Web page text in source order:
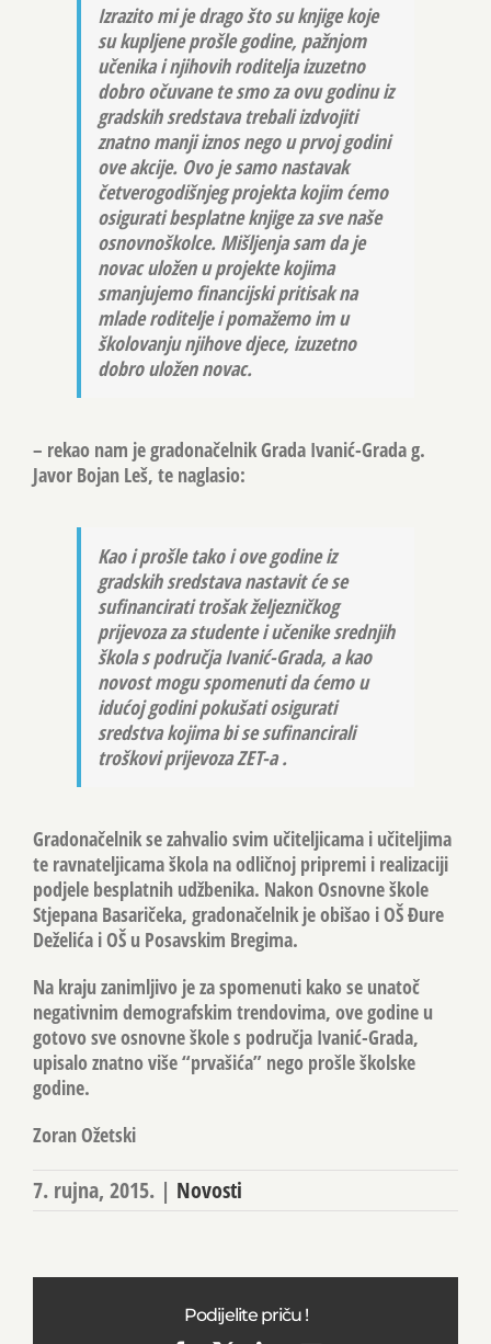
Izrazito mi je drago što su knjige koje
su kupljene prošle godine, pažnjom
učenika i njihovih roditelja izuzetno
dobro očuvane te smo za ovu godinu iz
gradskih sredstava trebali izdvojiti
znatno manji iznos nego u prvoj godini
ove akcije. Ovo je samo nastavak
četverogodišnjeg projekta kojim ćemo
osigurati besplatne knjige za sve naše
osnovnoškolce. Mišljenja sam da je
novac uložen u projekte kojima
smanjujemo financijski pritisak na
mlade roditelje i pomažemo im u
školovanju njihove djece, izuzetno
dobro uložen novac.
– rekao nam je gradonačelnik Grada Ivanić-Grada g.
Javor Bojan Leš, te naglasio:
Kao i prošle tako i ove godine iz
gradskih sredstava nastavit će se
sufinancirati trošak željezničkog
prijevoza za studente i učenike srednjih
škola s područja Ivanić-Grada, a kao
novost mogu spomenuti da ćemo u
idućoj godini pokušati osigurati
sredstva kojima bi se sufinancirali
troškovi prijevoza ZET-a .
Gradonačelnik se zahvalio svim učiteljicama i učiteljima
te ravnateljicama škola na odličnoj pripremi i realizaciji
podjele besplatnih udžbenika. Nakon Osnovne škole
Stjepana Basaričeka, gradonačelnik je obišao i OŠ Đure
Deželića i OŠ u Posavskim Bregima.
Na kraju zanimljivo je za spomenuti kako se unatoč
negativnim demografskim trendovima, ove godine u
gotovo sve osnovne škole s područja Ivanić-Grada,
upisalo znatno više “prvašića” nego prošle školske
godine.
Zoran Ožetski
7. rujna, 2015. | Novosti
Podijelite priču !